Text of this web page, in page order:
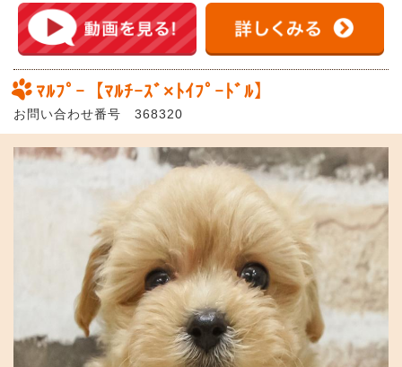
ﾏﾙﾌﾟｰ【ﾏﾙﾁｰｽﾞ×ﾄｲﾌﾟｰﾄﾞﾙ】
お問い合わせ番号 368320